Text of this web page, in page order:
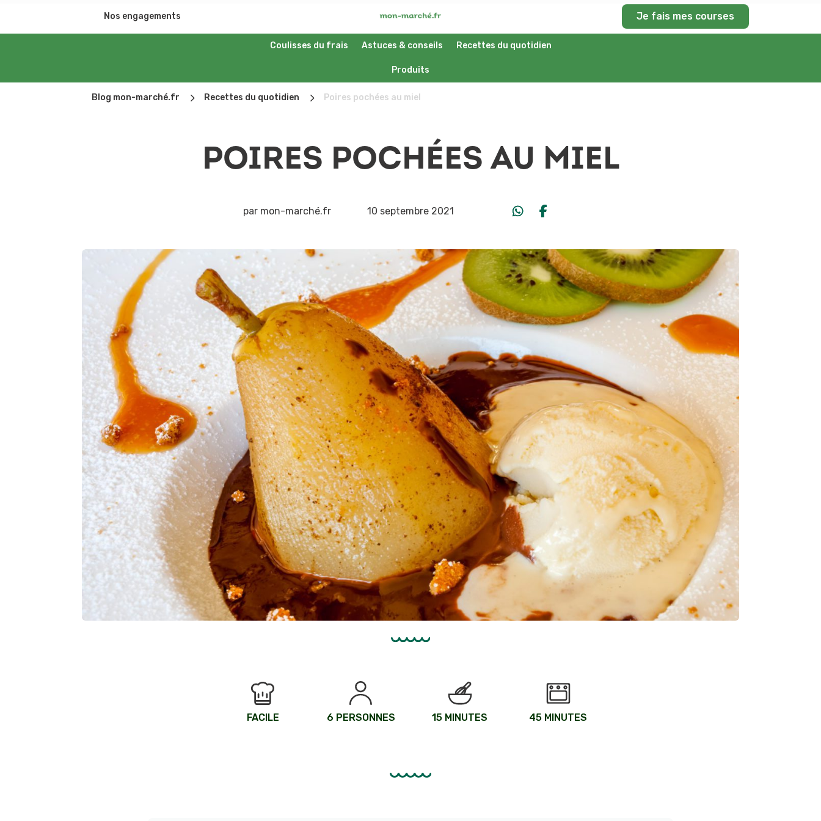
Nos engagements Je fais mes courses
Coulisses du frais Astuces & conseils Recettes du quotidien
Produits
Blog mon-marché.fr 5 Recettes du quotidien 5 Poires pochées au miel
POIRES POCHÉES AU MIEL
par mon-marché.fr 10 septembre 2021
FACILE 6 PERSONNES 15 MINUTES 45 MINUTES